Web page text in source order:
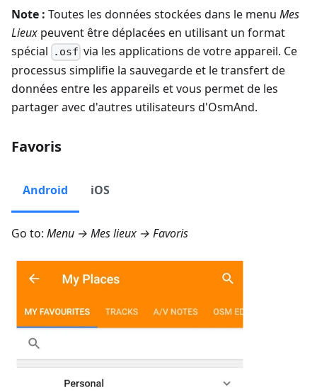
Note : Toutes les données stockées dans le menu Mes
Lieux peuvent être déplacées en utilisant un format
spécial
.osf via les applications de votre appareil. Ce
processus simplifie la sauvegarde et le transfert de
données entre les appareils et vous permet de les
partager avec d'autres utilisateurs d'OsmAnd.
Favoris
Android iOS
Go to: Menu → Mes lieux → Favoris